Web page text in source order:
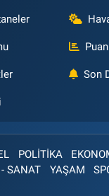
Son
POLİTİKA
- SANAT
YAŞAM